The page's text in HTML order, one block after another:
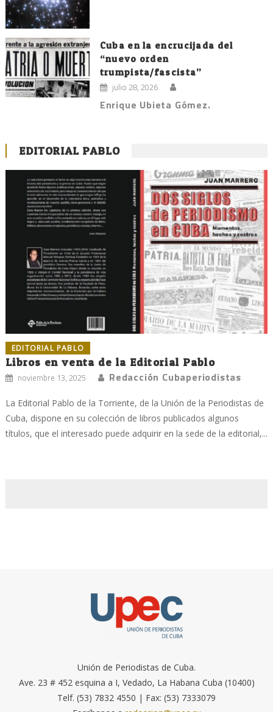
Cuba en la encrucijada del
“nuevo orden
trumpista/fascista”
julio 28, 2026
Enrique Ubieta Gómez.
EDITORIAL PABLO
EDITORIAL PABLO
Libros en venta de la Editorial Pablo
noviembre 13, 2025 Redacción Cubaperiodistas
La Editorial Pablo de la Torriente, de la Unión de la Periodistas de
Cuba, dispone en su colección de libros publicados algunos
títulos, que el interesado puede adquirir en la sede de la editorial,...
Unión de Periodistas de Cuba.
Ave. 23 # 452 esquina a I, Vedado, La Habana Cuba (10400)
Telf. (53) 7832 4550 | Fax: (53) 7333079